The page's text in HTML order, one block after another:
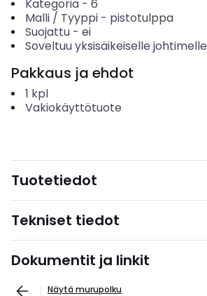
Kategoria- 6
Malli / Tyyppi- pistotulppa
Suojattu- ei
Soveltuu yksisäikeiselle johtimelle
Pakkaus ja ehdot
1 kpl
Vakiokäyttötuote
Tuotetiedot
Tekniset tiedot
Dokumentit ja linkit
Näytä murupolku